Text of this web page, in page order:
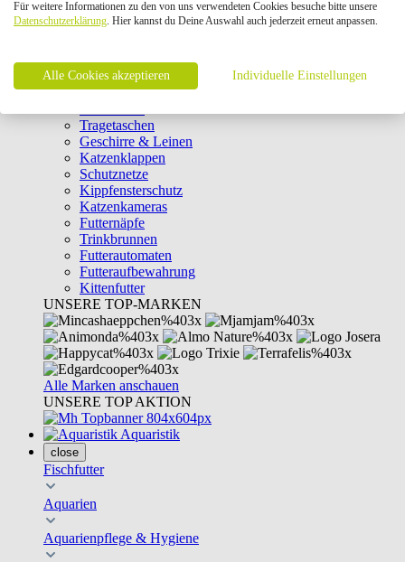
Intelligenzspielzeug
Laserpointer & Elektrospielzeug
Clicker & Target Sticks für Katzen
Weiteres Katzenspielzeug
Transportboxen
Tragetaschen
Geschirre & Leinen
Katzenklappen
Schutznetze
Kippfensterschutz
Katzenkameras
Futternäpfe
Trinkbrunnen
Futterautomaten
Futteraufbewahrung
Kittenfutter
UNSERE TOP-MARKEN
Alle Marken anschauen
UNSERE TOP AKTION
Aquaristik
close
Fischfutter
Aquarien
Aquarienpflege & Hygiene
Für weitere Informationen zu den von uns verwendeten Cookies besuche bitte unsere
Datenschutzerklärung. Hier kannst du Deine Auswahl auch jederzeit erneut anpassen.
Alle Cookies akzeptieren Individuelle Einstellungen